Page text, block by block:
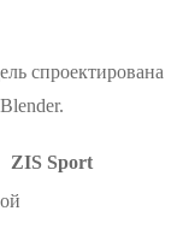
спроектирована
ZIS Sport